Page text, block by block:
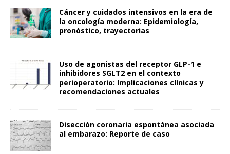
Cáncer y cuidados intensivos en la era de
la oncología moderna: Epidemiología,
pronóstico, trayectorias
Uso de agonistas del receptor GLP-1 e
inhibidores SGLT2 en el contexto
perioperatorio: Implicaciones clínicas y
recomendaciones actuales
Disección coronaria espontánea asociada
al embarazo: Reporte de caso